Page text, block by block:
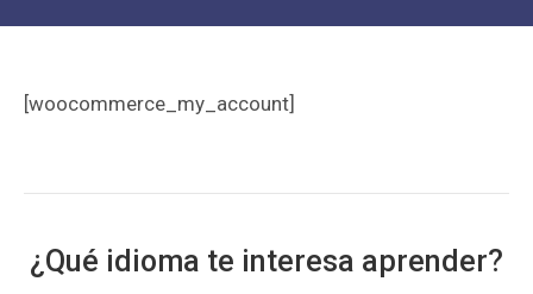
You are here:
[woocommerce_my_account]
¿Qué idioma te interesa aprender?